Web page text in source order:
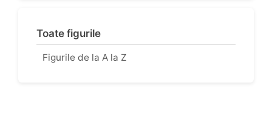
Toate figurile
Figurile de la A la Z